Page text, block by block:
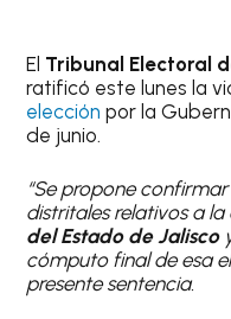
El Tribunal Electoral
ratificó este lunes la
elección por la
de junio.
“Se propone
distritales relativos a
del Estado de Jalisco
cómputo final de esa
presente sentencia.